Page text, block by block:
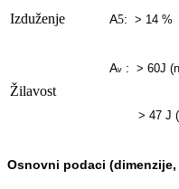
Izduženje A5: > 14 %
Žilavost
Av : > 60J
> 47 J
Osnovni podaci